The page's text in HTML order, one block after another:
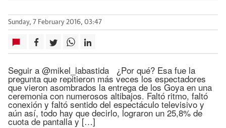
Sunday, 7 February 2016, 03:47
Seguir a @mikel_labastida ¿Por qué? Esa fue la
pregunta que repitieron más veces los espectadores
que vieron asombrados la entrega de los Goya en una
ceremonia con numerosos altibajos. Faltó ritmo, faltó
conexión y faltó sentido del espectáculo televisivo y
aún así, todo hay que decirlo, lograron un 25,8% de
cuota de pantalla y […]